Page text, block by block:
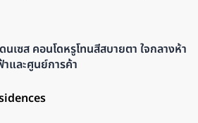
นเซส คอนโดหรูโทนสีสบายตา ใจกลางห้า
และศูนย์การค้า